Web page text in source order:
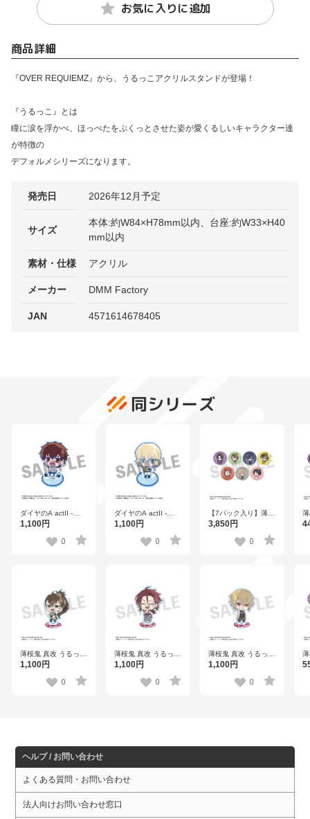
お気に入りに追加
商品詳細
『OVER REQUIEMZ』から、うるっこアクリルスタンドが登場！
『うるっこ』とは
瞳に涙を浮かべ、ほっぺたをぷくっとさせた姿が愛くるしいキャラクター達
が特徴の
デフォルメシリーズになります。
発売日 2026年12月予定
サイズ
本体:約W84×H78mm以内、台座:約W33×H40
mm以内
素材・仕様 アクリル
メーカー DMM Factory
JAN 4571614678405
同シリーズ
ダイヤのA actII -
Second Season- う
ンド 沢村栄純
1,100円
0
ダイヤのA actII -
Second Season- う
ンド 奥村 光舟
1,100円
0
【7パック入り】薄桜
鬼 真改 うるっこ ス
枚入り） 全7種
3,850円
0
薄桜鬼 真改 うるっこ
アクリルスタンド 藤
1,100円
0
薄桜鬼 真改 うるっこ
アクリルスタンド 原
1,100円
0
薄桜鬼 真改 うるっこ
アクリルスタンド 風
1,100円
0
ヘルプ / お問い合わせ
よくある質問・お問い合わせ
法人向けお問い合わせ窓口